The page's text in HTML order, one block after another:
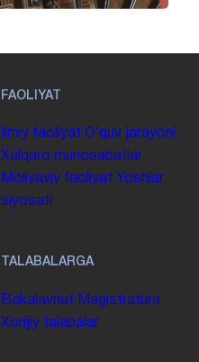
FAOLIYAT
Ilmiy faoliyat Oʻquv jarayoni
Xalqaro munosabatlar
Moliyaviy faoliyat Yoshlar
siyosati
TALABALARGA
Bakalavriat Magistratura
Xorijiy talabalar